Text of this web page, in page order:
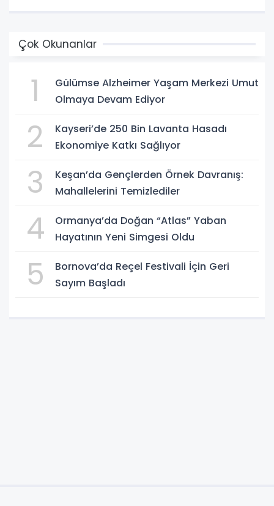
Çok Okunanlar
1
Gülümse Alzheimer Yaşam Merkezi Umut
Olmaya Devam Ediyor
2
Kayseri’de 250 Bin Lavanta Hasadı
Ekonomiye Katkı Sağlıyor
3
Keşan’da Gençlerden Örnek Davranış:
Mahallelerini Temizlediler
4
Ormanya’da Doğan “Atlas” Yaban
Hayatının Yeni Simgesi Oldu
5
Bornova’da Reçel Festivali İçin Geri
Sayım Başladı